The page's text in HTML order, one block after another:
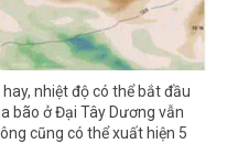
nhiệt độ có thể bắt đầu
bão ở Đại Tây Dương vẫn
cũng có thể xuất hiện 5